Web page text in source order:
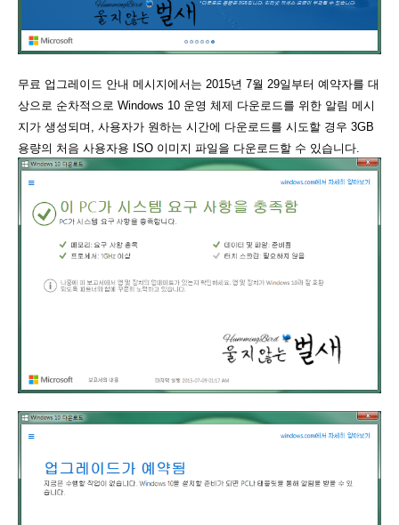
무료 업그레이드 안내 메시지에서는 2015년 7월 29일부터 예약자를 대
상으로 순차적으로 Windows 10 운영 체제 다운로드를 위한 알림 메시
지가 생성되며, 사용자가 원하는 시간에 다운로드를 시도할 경우 3GB
용량의 처음 사용자용 ISO 이미지 파일을 다운로드할 수 있습니다.